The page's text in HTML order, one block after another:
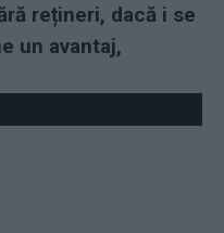
rețineri, dacă i se
un avantaj,